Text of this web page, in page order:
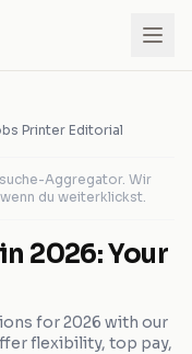
Printer Editorial
Aggregator. Wir
du weiterklickst.
2026: Your
for 2026 with our
flexibility, top pay,